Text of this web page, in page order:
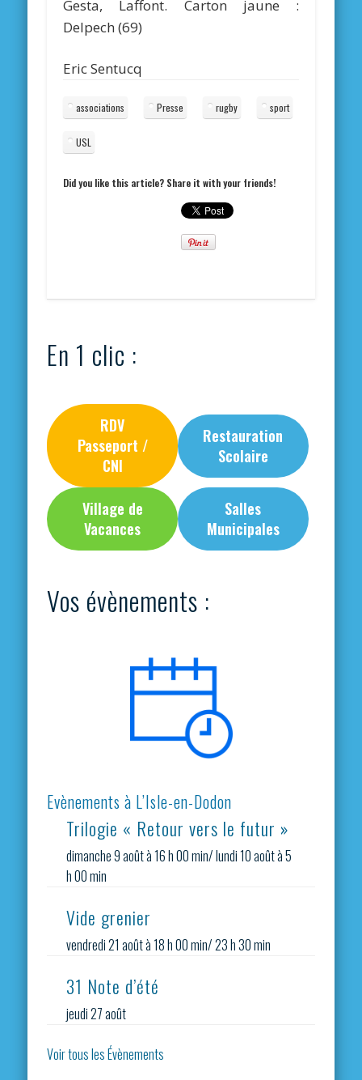
Gesta, Laffont. Carton jaune :
Delpech (69)
Eric Sentucq
associations Presse rugby sport
USL
Did you like this article? Share it with your friends!
En 1 clic :
RDV
Passeport /
CNI
Restauration
Scolaire
Village de
Vacances
Salles
Municipales
Vos évènements :
Evènements à L’Isle-en-Dodon
Trilogie « Retour vers le futur »
dimanche 9 août à 16 h 00 min/lundi 10 août à 5
h 00 min
Vide grenier
vendredi 21 août à 18 h 00 min/23 h 30 min
31 Note d’été
jeudi 27 août
Voir tous les Évènements